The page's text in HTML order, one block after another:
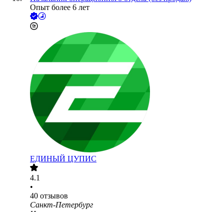
Опыт более 6 лет
ЕДИНЫЙ ЦУПИС
4.1
•
40 отзывов
Санкт-Петербург